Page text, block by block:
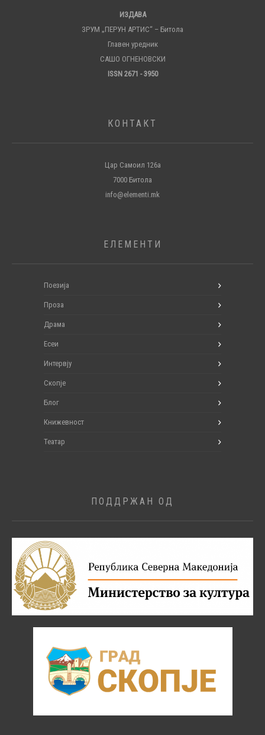
ИЗДАВА
ЗРУМ „ПЕРУН АРТИС“ – Битола
Главен уредник
САШО ОГНЕНОВСКИ
ISSN 2671 - 3950
КОНТАКТ
Цар Самоил 126а
7000 Битола
info@elementi.mk
ЕЛЕМЕНТИ
Поезија
Проза
Драма
Есеи
Интервју
Скопје
Блог
Книжевност
Театар
ПОДДРЖАН ОД